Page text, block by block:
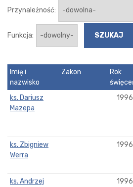
Przynależność:
Funkcja:
Imię i
nazwisko
Zakon
Rok
ks. Dariusz
Mazepa
1996
ks. Zbigniew
Werra
1996
ks. Andrzej
1996